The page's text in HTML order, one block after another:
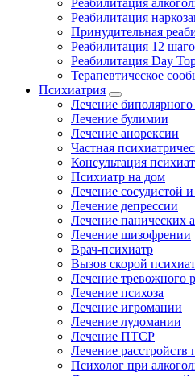
Реабилитация
Реабилитация
Принудительная
Реабилитация 12
Реабилитация Day
Терапевтическое
Психиатрия
Лечение биполярного
Лечение булимии
Лечение анорексии
Частная
Консультация
Психиатр на дом
Лечение сосудистой
Лечение депрессии
Лечение панических
Лечение шизофрении
Врач-психиатр
Вызов скорой
Лечение тревожного
Лечение психоза
Лечение игромании
Лечение лудомании
Лечение ПТСР
Лечение
Психолог при